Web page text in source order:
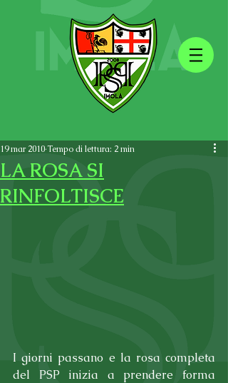
LA ROSA SI
RINFOLTISCE
19 mar 2010Tempo di lettura: 2 min
I giorni passano e la rosa completa
del PSP inizia a prendere forma